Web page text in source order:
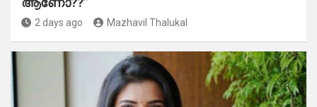
2 days ago Mazhavil Thalukal